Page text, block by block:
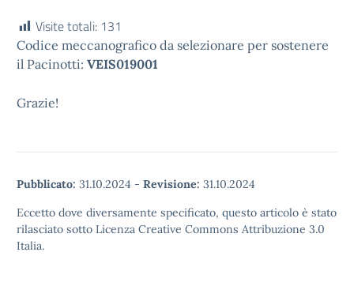
Visite totali: 131
Codice meccanografico da selezionare per sostenere
il Pacinotti: VEIS019001
Grazie!
Pubblicato: 31.10.2024 - Revisione: 31.10.2024
Eccetto dove diversamente specificato, questo articolo è stato
rilasciato sotto Licenza Creative Commons Attribuzione 3.0
Italia.